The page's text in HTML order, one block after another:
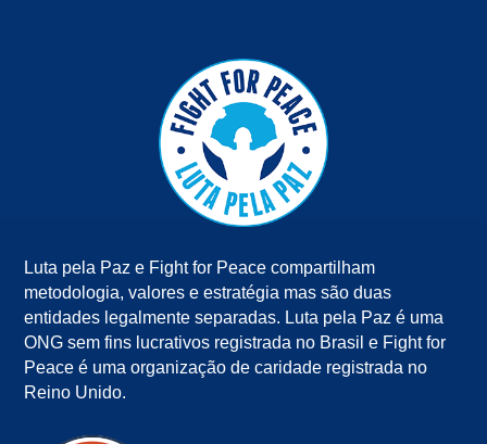
Luta pela Paz e Fight for Peace compartilham
metodologia, valores e estratégia mas são duas
entidades legalmente separadas. Luta pela Paz é uma
ONG sem fins lucrativos registrada no Brasil e Fight for
Peace é uma organização de caridade registrada no
Reino Unido.